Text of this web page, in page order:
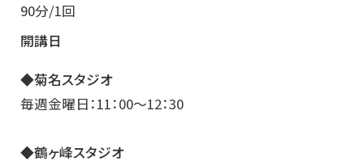
90分/1回
開講日
◆菊名スタジオ
毎週金曜日：11：00～12：30
◆鶴ヶ峰スタジオ